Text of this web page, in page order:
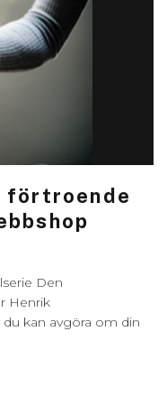
förtroende
Den
Henrik
kan avgöra om din